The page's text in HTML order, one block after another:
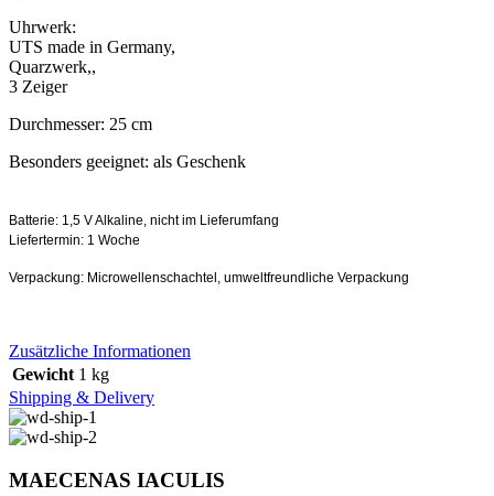
Uhrwerk:
UTS made in Germany,
Quarzwerk,,
3 Zeiger
Durchmesser: 25 cm
Besonders geeignet: als Geschenk
Batterie: 1,5 V Alkaline, nicht im Lieferumfang
Liefertermin: 1 Woche
Verpackung: Microwellenschachtel, umweltfreundliche Verpackung
Zusätzliche Informationen
Gewicht 1 kg
Shipping & Delivery
MAECENAS IACULIS